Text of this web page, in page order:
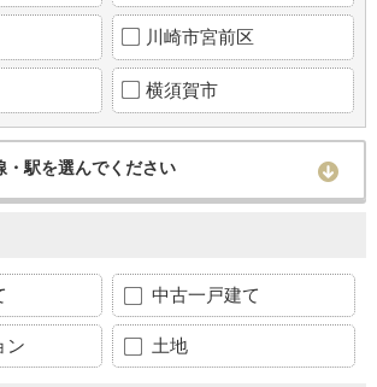
川崎市宮前区
横須賀市
・駅を選んでください
中古一戸建て
ン 土地